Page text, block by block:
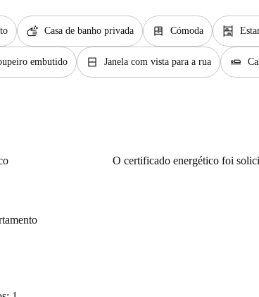
soap Casa de banho privada dresser Cómoda shelves
embutido window_closed Janela com vista para a rua airline_seat_flat
O certificado energético foi